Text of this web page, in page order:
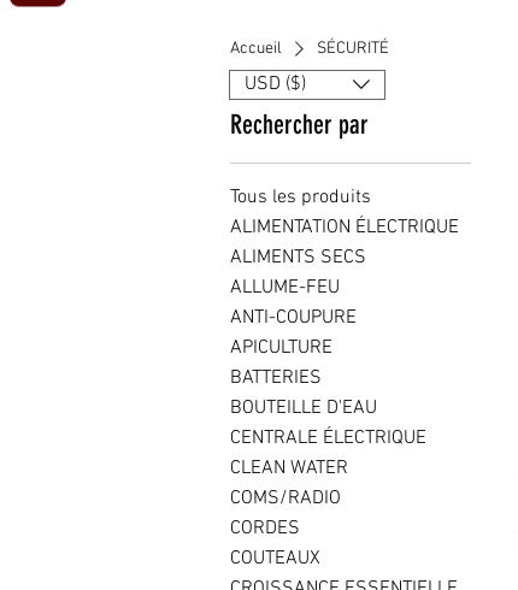
Accueil SÉCURITÉ
Rechercher par
Tous les produits
ALIMENTATION ÉLECTRIQUE
ALIMENTS SECS
ALLUME-FEU
ANTI-COUPURE
APICULTURE
BATTERIES
BOUTEILLE D'EAU
CENTRALE ÉLECTRIQUE
CLEAN WATER
COMS/RADIO
CORDES
COUTEAUX
USD ($)